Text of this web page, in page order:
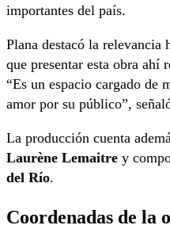
importantes del país.
Plana destacó la
que presentar esta obra ahí
“Es un espacio cargado de
amor por su público”,
La producción cuenta
Laurène Lemaitre y
del Río.
Coordenadas de la